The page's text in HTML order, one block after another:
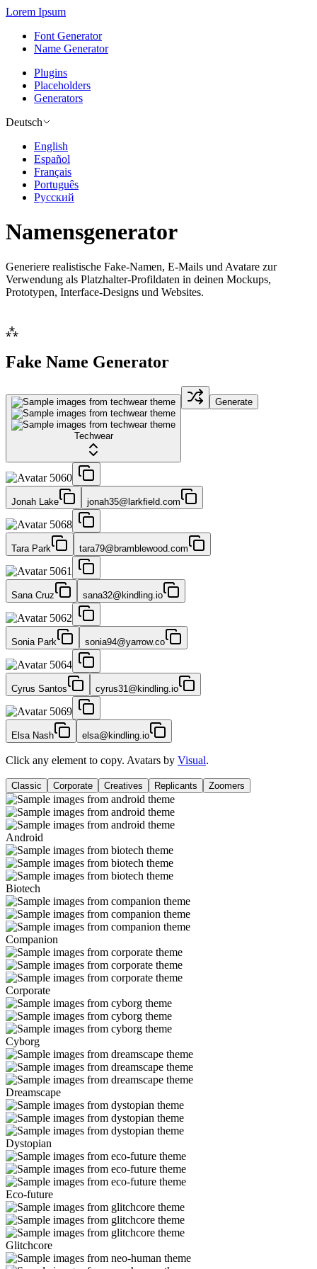
Lorem Ipsum
Font Generator
Name Generator
Plugins
Placeholders
Generators
Deutsch
English
Español
Français
Português
Русский
Namensgenerator
Generiere realistische Fake-Namen, E-Mails und Avatare zur
Verwendung als Platzhalter-Profildaten in deinen Mockups,
Prototypen, Interface-Designs und Websites.
⁂
Fake Name Generator
Techwear
Generate
Jonah Lake jonah35@larkfield.com
Tara Park tara79@bramblewood.com
Sana Cruz sana32@kindling.io
Sonia Park sonia94@yarrow.co
Cyrus Santos cyrus31@kindling.io
Elsa Nash elsa@kindling.io
Click any element to copy. Avatars by Visual.
Classic Corporate Creatives Replicants Zoomers
Android
Biotech
Companion
Corporate
Cyborg
Dreamscape
Dystopian
Eco-future
Glitchcore